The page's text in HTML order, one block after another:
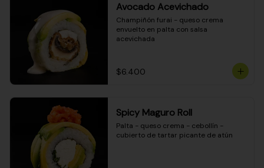
Avocado Acevichado
Champiñón furai - queso crema
envuelto en palta con salsa
acevichada
$6.400
Spicy Maguro Roll
Palta - queso crema - cebollín -
cubierto de tartar picante de atún